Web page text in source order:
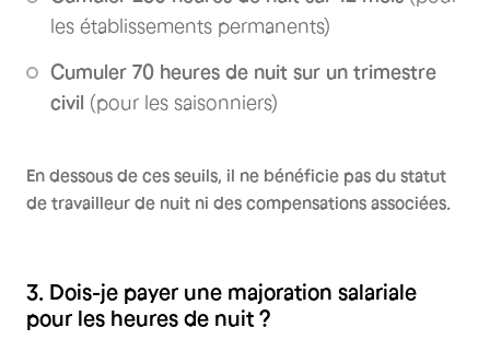
les établissements permanents)
Cumuler 70 heures de nuit sur un trimestre
civil (pour les saisonniers)
En dessous de ces seuils, il ne bénéficie pas du statut
de travailleur de nuit ni des compensations associées.
3. Dois-je payer une majoration salariale
pour les heures de nuit ?